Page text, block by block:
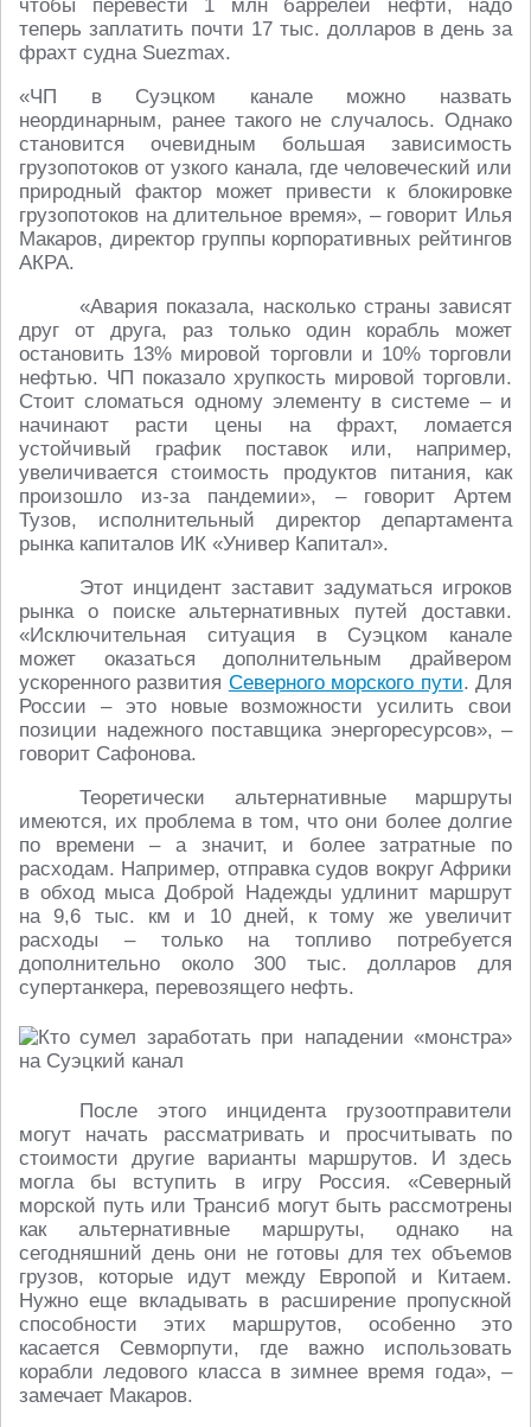
чтобы перевести 1 млн баррелей нефти, надо
теперь заплатить почти 17 тыс. долларов в день за
фрахт судна Suezmax.
«ЧП в Суэцком канале можно назвать
неординарным, ранее такого не случалось. Однако
становится очевидным большая зависимость
грузопотоков от узкого канала, где человеческий или
природный фактор может привести к блокировке
грузопотоков на длительное время», – говорит Илья
Макаров, директор группы корпоративных рейтингов
АКРА.
«Авария показала, насколько страны зависят
друг от друга, раз только один корабль может
остановить 13% мировой торговли и 10% торговли
нефтью. ЧП показало хрупкость мировой торговли.
Стоит сломаться одному элементу в системе – и
начинают расти цены на фрахт, ломается
устойчивый график поставок или, например,
увеличивается стоимость продуктов питания, как
произошло из-за пандемии», – говорит Артем
Тузов, исполнительный директор департамента
рынка капиталов ИК «Универ Капитал».
Этот инцидент заставит задуматься игроков
рынка о поиске альтернативных путей доставки.
«Исключительная ситуация в Суэцком канале
может оказаться дополнительным драйвером
ускоренного развития Северного морского пути. Для
России – это новые возможности усилить свои
позиции надежного поставщика энергоресурсов», –
говорит Сафонова.
Теоретически альтернативные маршруты
имеются, их проблема в том, что они более долгие
по времени – а значит, и более затратные по
расходам. Например, отправка судов вокруг Африки
в обход мыса Доброй Надежды удлинит маршрут
на 9,6 тыс. км и 10 дней, к тому же увеличит
расходы – только на топливо потребуется
дополнительно около 300 тыс. долларов для
супертанкера, перевозящего нефть.
После этого инцидента грузоотправители
могут начать рассматривать и просчитывать по
стоимости другие варианты маршрутов. И здесь
могла бы вступить в игру Россия. «Северный
морской путь или Трансиб могут быть рассмотрены
как альтернативные маршруты, однако на
сегодняшний день они не готовы для тех объемов
грузов, которые идут между Европой и Китаем.
Нужно еще вкладывать в расширение пропускной
способности этих маршрутов, особенно это
касается Севморпути, где важно использовать
корабли ледового класса в зимнее время года», –
замечает Макаров.